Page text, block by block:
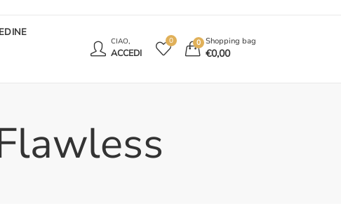
CIAO,
ACCEDI
0 0 Shopping bag
€0,00